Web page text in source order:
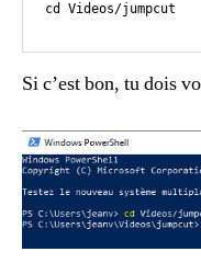
cd Videos/jumpcut
Si c’est bon, tu dois